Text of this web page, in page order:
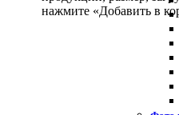
нажмите «Добавить в